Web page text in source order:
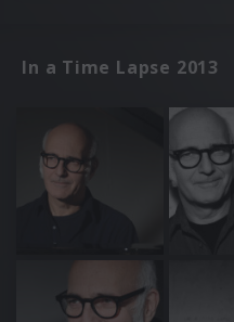
In a Time Lapse 2013